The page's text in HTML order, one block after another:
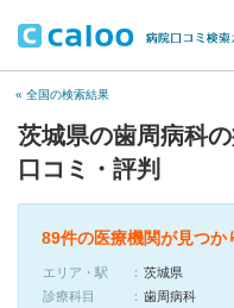
« 全国の検索結果
茨城県の歯周病科
口コミ・評判
89件の医療機関が見つか
エリア・駅
茨城県
診療科目
歯周病科